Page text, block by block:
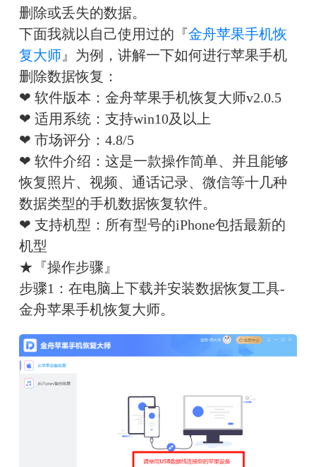
删除或丢失的数据。
下面我就以自己使用过的『金舟苹果手机恢
复大师』为例，讲解一下如何进行苹果手机
删除数据恢复：
❤ 软件版本：金舟苹果手机恢复大师v2.0.5
❤ 适用系统：支持win10及以上
❤ 市场评分：4.8/5
❤ 软件介绍：这是一款操作简单、并且能够
恢复照片、视频、通话记录、微信等十几种
数据类型的手机数据恢复软件。
❤ 支持机型：所有型号的iPhone包括最新的
机型
★『操作步骤』
步骤1：在电脑上下载并安装数据恢复工具-
金舟苹果手机恢复大师。